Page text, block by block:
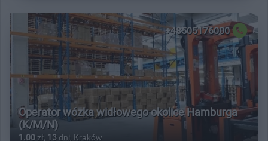
+48505176000
Operator wózka widłowego okolice Hamburga
(K/M/N)
1.00 zł, 13 dni, Kraków